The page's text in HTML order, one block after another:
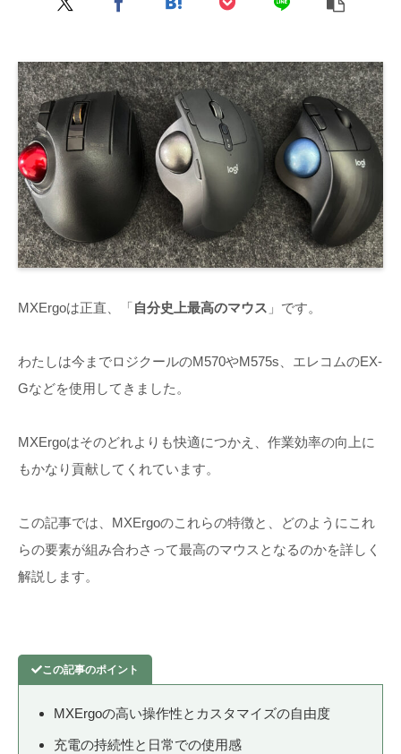
MXErgoは正直、「自分史上最高のマウス 」です。
わたしは今までロジクールのM570やM575s、エレコムのEX-
Gなどを使用してきました。
MXErgoはそのどれよりも快適につかえ、作業効率の向上に
もかなり貢献してくれています。
この記事では、MXErgoのこれらの特徴と、どのようにこれ
らの要素が組み合わさって最高のマウスとなるのかを詳しく
解説します。
MXErgoの高い操作性とカスタマイズの自由度
充電の持続性と日常での使用感